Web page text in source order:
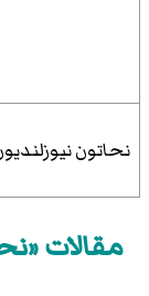
نحاتون نيوزلنديون
مقالات